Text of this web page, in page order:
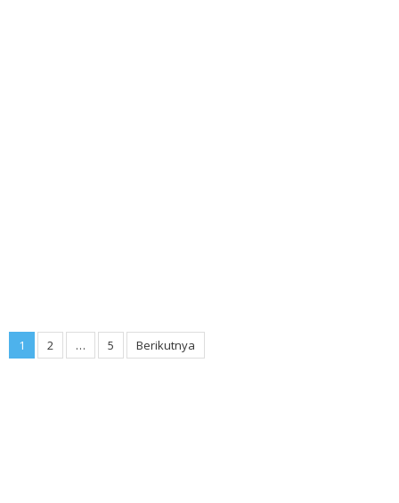
Paginasi
1 2 … 5 Berikutnya